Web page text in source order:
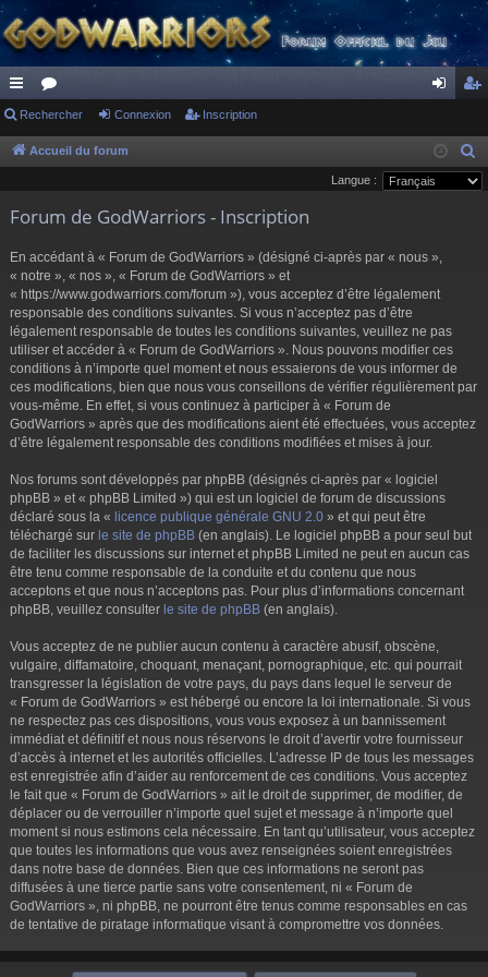
ac
co
ci
or
u
s
ne cri
pti
Rechercher Connexion Inscription
Accueil du forum
e
Langue :
Forum de GodWarriors - Inscription
En accédant à « Forum de GodWarriors » (désigné ci-après par « nous »,
« notre », « nos », « Forum de GodWarriors » et
« https://www.godwarriors.com/forum »), vous acceptez d’être légalement
responsable des conditions suivantes. Si vous n’acceptez pas d’être
légalement responsable de toutes les conditions suivantes, veuillez ne pas
utiliser et accéder à « Forum de GodWarriors ». Nous pouvons modifier ces
conditions à n’importe quel moment et nous essaierons de vous informer de
ces modifications, bien que nous vous conseillons de vérifier régulièrement par
vous-même. En effet, si vous continuez à participer à « Forum de
GodWarriors » après que des modifications aient été effectuées, vous acceptez
d’être légalement responsable des conditions modifiées et mises à jour.
Nos forums sont développés par phpBB (désignés ci-après par « logiciel
phpBB » et « phpBB Limited ») qui est un logiciel de forum de discussions
déclaré sous la « licence publique générale GNU 2.0 » et qui peut être
téléchargé sur le site de phpBB (en anglais). Le logiciel phpBB a pour seul but
de faciliter les discussions sur internet et phpBB Limited ne peut en aucun cas
être tenu comme responsable de la conduite et du contenu que nous
acceptons et que nous n’acceptons pas. Pour plus d’informations concernant
phpBB, veuillez consulter le site de phpBB (en anglais).
Vous acceptez de ne publier aucun contenu à caractère abusif, obscène,
vulgaire, diffamatoire, choquant, menaçant, pornographique, etc. qui pourrait
transgresser la législation de votre pays, du pays dans lequel le serveur de
« Forum de GodWarriors » est hébergé ou encore la loi internationale. Si vous
ne respectez pas ces dispositions, vous vous exposez à un bannissement
immédiat et définitif et nous nous réservons le droit d’avertir votre fournisseur
d’accès à internet et les autorités officielles. L’adresse IP de tous les messages
est enregistrée afin d’aider au renforcement de ces conditions. Vous acceptez
le fait que « Forum de GodWarriors » ait le droit de supprimer, de modifier, de
déplacer ou de verrouiller n’importe quel sujet et message à n’importe quel
moment si nous estimons cela nécessaire. En tant qu’utilisateur, vous acceptez
que toutes les informations que vous avez renseignées soient enregistrées
dans notre base de données. Bien que ces informations ne seront pas
diffusées à une tierce partie sans votre consentement, ni « Forum de
GodWarriors », ni phpBB, ne pourront être tenus comme responsables en cas
de tentative de piratage informatique visant à compromettre vos données.